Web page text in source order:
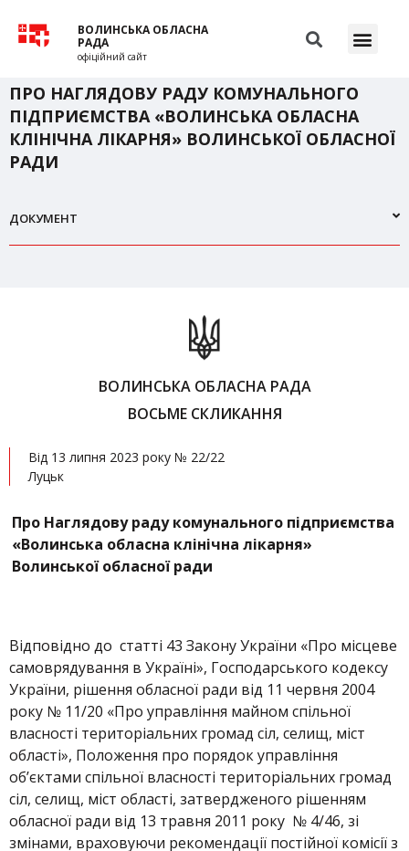
ВОЛИНСЬКА ОБЛАСНА
РАДА
офіційний сайт
ПРО НАГЛЯДОВУ РАДУ КОМУНАЛЬНОГО
ПІДПРИЄМСТВА «ВОЛИНСЬКА ОБЛАСНА
КЛІНІЧНА ЛІКАРНЯ» ВОЛИНСЬКОЇ ОБЛАСНОЇ
РАДИ
ДОКУМЕНТ
ВОЛИНСЬКА ОБЛАСНА РАДА
ВОСЬМЕ СКЛИКАННЯ
Від 13 липня 2023 року № 22/22
Луцьк
Про Наглядову раду комунального підприємства
«Волинська обласна клінічна лікарня»
Волинської обласної ради
Відповідно до статті 43 Закону України «Про місцеве
самоврядування в Україні», Господарського кодексу
України, рішення обласної ради від 11 червня 2004
року № 11/20 «Про управління майном спільної
власності територіальних громад сіл, селищ, міст
області», Положення про порядок управління
об’єктами спільної власності територіальних громад
сіл, селищ, міст області, затвердженого рішенням
обласної ради від 13 травня 2011 року № 4/46, зі
змінами, враховуючи рекомендації постійної комісії з